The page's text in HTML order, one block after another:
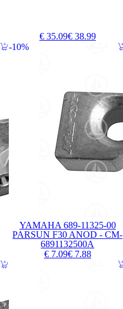
€ 35.09€ 38.99
YAMAHA 689-11325-00
PARSUN F30 ANOD - CM-
6891132500A
€ 7.09€ 7.88
10%